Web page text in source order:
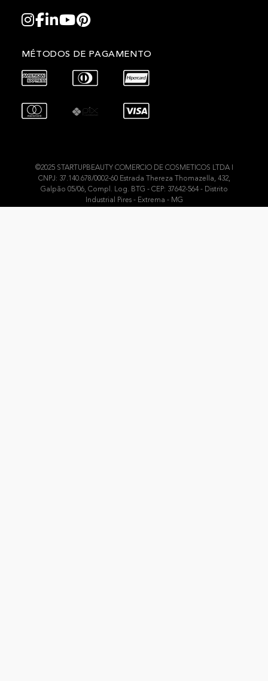
MÉTODOS DE PAGAMENTO
©2025 STARTUPBEAUTY COMERCIO DE COSMETICOS LTDA I
CNPJ: 37.140.678/0002-60 Estrada Thereza Thomazella, 432,
Galpão 05/06, Compl. Log. BTG - CEP: 37642-564 - Distrito
Industrial Pires - Extrema - MG